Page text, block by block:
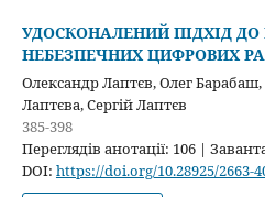
УДОСКОНАЛЕНИЙ ПІДХІД ДО
НЕБЕЗПЕЧНИХ ЦИФРОВИХ
Олександр Лаптєв, Олег
Лаптєва, Сергій Лаптєв
385-398
Переглядів анотації: 106 |
DOI: https://doi.org/10.28925/2663-